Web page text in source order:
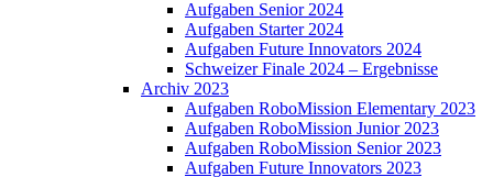
Aufgaben Senior 2024
Aufgaben Starter 2024
Aufgaben Future Innovators 2024
Schweizer Finale 2024 – Ergebnisse
Archiv 2023
Aufgaben RoboMission Elementary 2023
Aufgaben RoboMission Junior 2023
Aufgaben RoboMission Senior 2023
Aufgaben Future Innovators 2023